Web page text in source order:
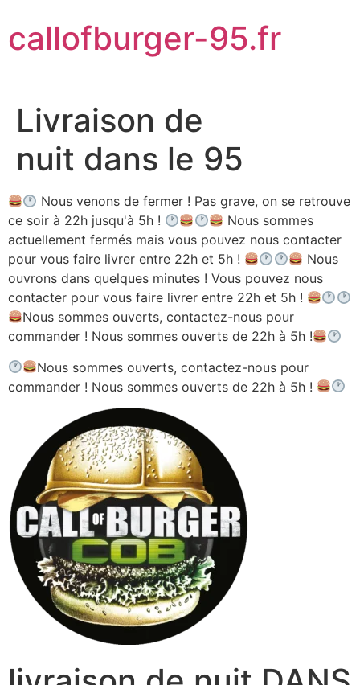
contenu
callofburger-95.fr
Livraison de
nuit dans le 95
Nous venons de fermer ! Pas grave, on se retrouve
ce soir à 22h jusqu'à 5h !
Nous sommes
actuellement fermés mais vous pouvez nous contacter
pour vous faire livrer entre 22h et 5h !
Nous
ouvrons dans quelques minutes ! Vous pouvez nous
contacter pour vous faire livrer entre 22h et 5h !
Nous sommes ouverts, contactez-nous pour
commander ! Nous sommes ouverts de 22h à 5h !
Nous sommes ouverts, contactez-nous pour
commander ! Nous sommes ouverts de 22h à 5h !